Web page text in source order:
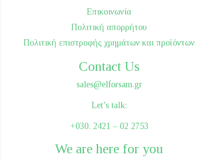
Επικοινωνία
Πολιτική απορρήτου
Πολιτική επιστροφής χρημάτων και προϊόντων
Contact Us
sales@elforsam.gr
Let’s talk:
+030. 2421 – 02 2753
We are here for you